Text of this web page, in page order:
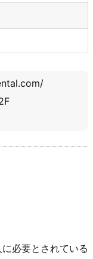
必要とされている